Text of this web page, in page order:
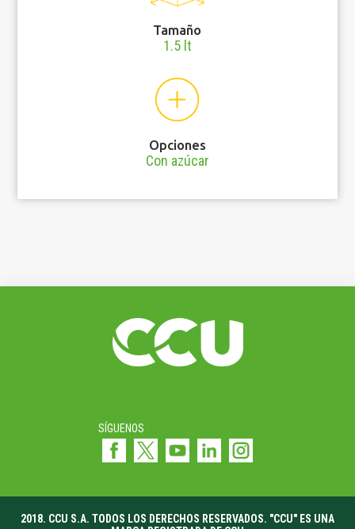
Tamaño
1.5 lt
Opciones
Con azúcar
SÍGUENOS
2018. CCU S.A. TODOS LOS DERECHOS RESERVADOS. "CCU" ES UNA